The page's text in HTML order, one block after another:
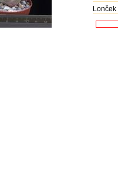
Lonček